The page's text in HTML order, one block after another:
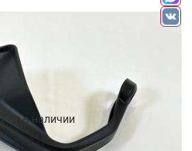
Нет в наличии